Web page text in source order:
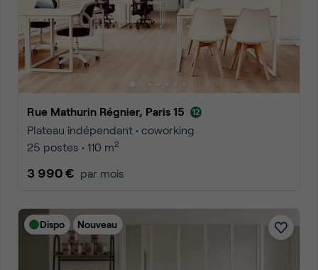
Rue Mathurin Régnier, Paris 15
Plateau indépendant • coworking
25 postes • 110 m2
3 990 € par mois
Dispo Nouveau